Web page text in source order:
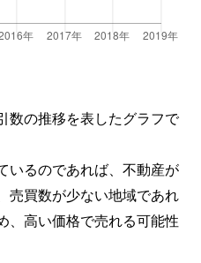
数の推移を表したグラフで
いるのであれば、不動産が
売買数が少ない地域であれ
、高い価格で売れる可能性